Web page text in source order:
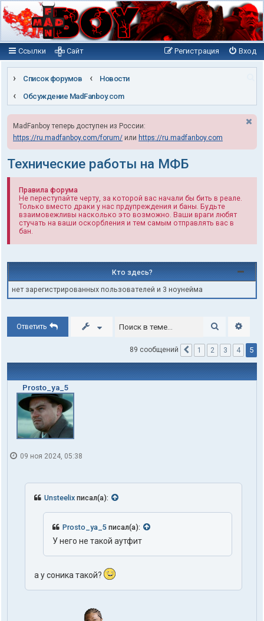
Ссылки Вход
Регистрация
Сайт
Список форумов
Новости
Обсуждение MadFanboy.com
MadFanboy теперь доступен из России:
https://ru.madfanboy.com/forum/ или https://ru.madfanboy.com
Технические работы на МФБ
Правила форума
Не переступайте черту, за которой вас начали бы бить в реале.
Только вместо драки у нас прдупреждения и баны. Будьте
взаимовежливы насколько это возможно. Ваши враги любят
стучать на ваши оскорбления и тем самым отправлять вас в
бан.
Кто здесь?
нет зарегистрированных пользователей и 3 ноунейма
Ответить Поиск
89 сообщений Пред.
1 2 3 4 5
Prosto_ya_5
09 ноя 2024, 05:38
Unsteelix писал(а):
Prosto_ya_5 писал(а):
У него не такой аутфит
а у соника такой?